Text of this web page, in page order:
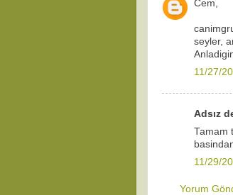
Cem,
seyler,
11/27/
Adsız
Tamam
11/29/
Yorum